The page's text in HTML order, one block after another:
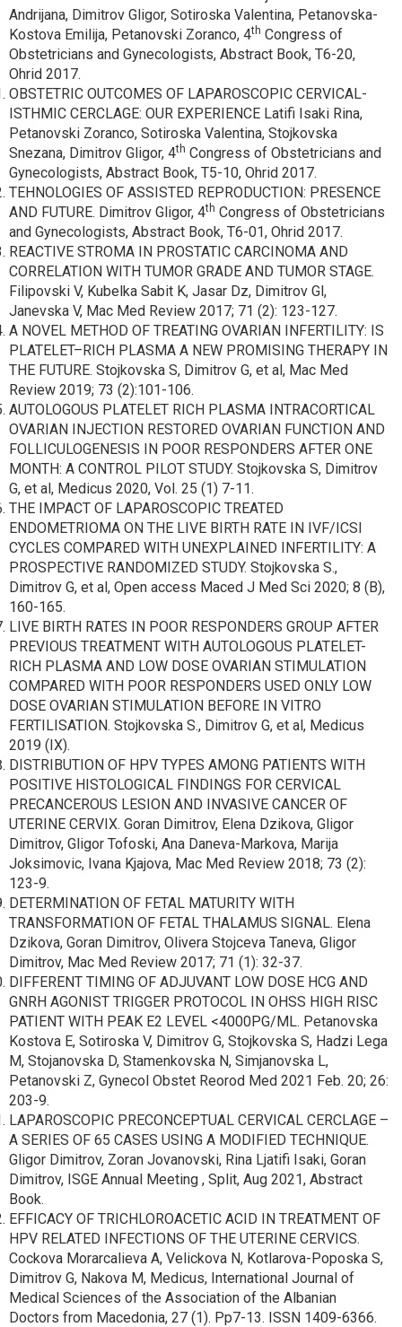
Andrijana, Dimitrov Gligor, Sotiroska Valentina, Petanovska-
Kostova Emilija, Petanovski Zoranco, 4th Congress of
Obstetricians and Gynecologists, Abstract Book, T6-20,
Ohrid 2017.
OBSTETRIC OUTCOMES OF LAPAROSCOPIC CERVICAL-
ISTHMIC CERCLAGE: OUR EXPERIENCE Latifi Isaki Rina,
Petanovski Zoranco, Sotiroska Valentina, Stojkovska
Snezana, Dimitrov Gligor, 4th Congress of Obstetricians and
Gynecologists, Abstract Book, T5-10, Ohrid 2017.
TEHNOLOGIES OF ASSISTED REPRODUCTION: PRESENCE
AND FUTURE. Dimitrov Gligor, 4th Congress of Obstetricians
and Gynecologists, Abstract Book, T6-01, Ohrid 2017.
REACTIVE STROMA IN PROSTATIC CARCINOMA AND
CORRELATION WITH TUMOR GRADE AND TUMOR STAGE.
Filipovski V, Kubelka Sabit K, Jasar Dz, Dimitrov Gl,
Janevska V, Mac Med Review 2017; 71 (2): 123-127.
A NOVEL METHOD OF TREATING OVARIAN INFERTILITY: IS
PLATELET–RICH PLASMA A NEW PROMISING THERAPY IN
THE FUTURE. Stojkovska S, Dimitrov G, et al, Mac Med
Review 2019; 73 (2):101-106.
AUTOLOGOUS PLATELET RICH PLASMA INTRACORTICAL
OVARIAN INJECTION RESTORED OVARIAN FUNCTION AND
FOLLICULOGENESIS IN POOR RESPONDERS AFTER ONE
MONTH: A CONTROL PILOT STUDY. Stojkovska S, Dimitrov
G, et al, Medicus 2020, Vol. 25 (1) 7-11.
THE IMPACT OF LAPAROSCOPIC TREATED
ENDOMETRIOMA ON THE LIVE BIRTH RATE IN IVF/ICSI
CYCLES COMPARED WITH UNEXPLAINED INFERTILITY: A
PROSPECTIVE RANDOMIZED STUDY. Stojkovska S.,
Dimitrov G, et al, Open access Maced J Med Sci 2020; 8 (B),
160-165.
LIVE BIRTH RATES IN POOR RESPONDERS GROUP AFTER
PREVIOUS TREATMENT WITH AUTOLOGOUS PLATELET-
RICH PLASMA AND LOW DOSE OVARIAN STIMULATION
COMPARED WITH POOR RESPONDERS USED ONLY LOW
DOSE OVARIAN STIMULATION BEFORE IN VITRO
FERTILISATION. Stojkovska S., Dimitrov G, et al, Medicus
2019 (IX).
DISTRIBUTION OF HPV TYPES AMONG PATIENTS WITH
POSITIVE HISTOLOGICAL FINDINGS FOR CERVICAL
PRECANCEROUS LESION AND INVASIVE CANCER OF
UTERINE CERVIX. Goran Dimitrov, Elena Dzikova, Gligor
Dimitrov, Gligor Tofoski, Ana Daneva-Markova, Marija
Joksimovic, Ivana Kjajova, Mac Med Review 2018; 73 (2):
123-9.
DETERMINATION OF FETAL MATURITY WITH
TRANSFORMATION OF FETAL THALAMUS SIGNAL. Elena
Dzikova, Goran Dimitrov, Olivera Stojceva Taneva, Gligor
Dimitrov, Mac Med Review 2017; 71 (1): 32-37.
DIFFERENT TIMING OF ADJUVANT LOW DOSE HCG AND
GNRH AGONIST TRIGGER PROTOCOL IN OHSS HIGH RISC
PATIENT WITH PEAK E2 LEVEL <4000PG/ML. Petanovska
Kostova E, Sotiroska V, Dimitrov G, Stojkovska S, Hadzi Lega
M, Stojanovska D, Stamenkovska N, Simjanovska L,
Petanovski Z, Gynecol Obstet Reorod Med 2021 Feb. 20; 26:
203-9.
LAPAROSCOPIC PRECONCEPTUAL CERVICAL CERCLAGE –
A SERIES OF 65 CASES USING A MODIFIED TECHNIQUE.
Gligor Dimitrov, Zoran Jovanovski, Rina Ljatifi Isaki, Goran
Dimitrov, ISGE Annual Meeting , Split, Aug 2021, Abstract
Book.
EFFICACY OF TRICHLOROACETIC ACID IN TREATMENT OF
HPV RELATED INFECTIONS OF THE UTERINE CERVICS.
Cockova Morarcalieva A, Velickova N, Kotlarova-Poposka S,
Dimitrov G, Nakova M, Medicus, International Journal of
Medical Sciences of the Association of the Albanian
Doctors from Macedonia, 27 (1). Pp7-13. ISSN 1409-6366.